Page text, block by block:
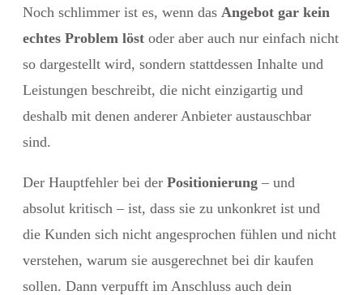
Noch schlimmer ist es, wenn das Angebot gar kein
echtes Problem löst oder aber auch nur einfach nicht
so dargestellt wird, sondern stattdessen Inhalte und
Leistungen beschreibt, die nicht einzigartig und
deshalb mit denen anderer Anbieter austauschbar
sind.
Der Hauptfehler bei der Positionierung – und
absolut kritisch – ist, dass sie zu unkonkret ist und
die Kunden sich nicht angesprochen fühlen und nicht
verstehen, warum sie ausgerechnet bei dir kaufen
sollen. Dann verpufft im Anschluss auch dein